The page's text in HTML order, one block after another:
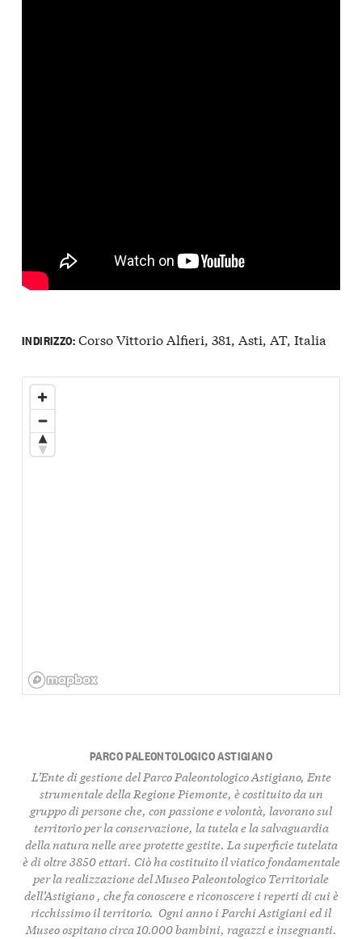
INDIRIZZO:Corso Vittorio Alfieri, 381, Asti, AT, Italia
PARCO PALEONTOLOGICO ASTIGIANO
L’Ente di gestione delParco Paleontologico Astigiano, Ente
strumentale della Regione Piemonte, ècostituito da un
gruppo di personeche, con passione e volontà, lavorano sul
territorio per la conservazione, la tutela e la salvaguardia
della natura nelle aree protette gestite. La superficie tutelata
è di oltre3850 ettari. Ciò ha costituito il viatico fondamentale
per la realizzazione delMuseo Paleontologico Territoriale
dell’Astigiano, che fa conoscere e riconoscere i reperti di cui è
ricchissimo il territorio. Ogni anno i Parchi Astigiani ed il
Museoospitano circa 10.000 bambini, ragazzi e insegnanti.